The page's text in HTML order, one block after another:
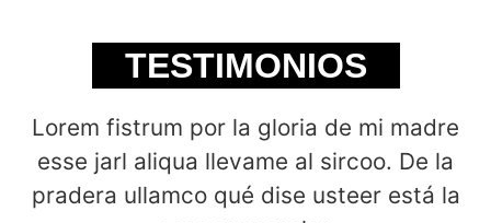
TESTIMONIOS
Lorem fistrum por la gloria de mi madre
esse jarl aliqua llevame al sircoo. De la
pradera ullamco qué dise usteer está la